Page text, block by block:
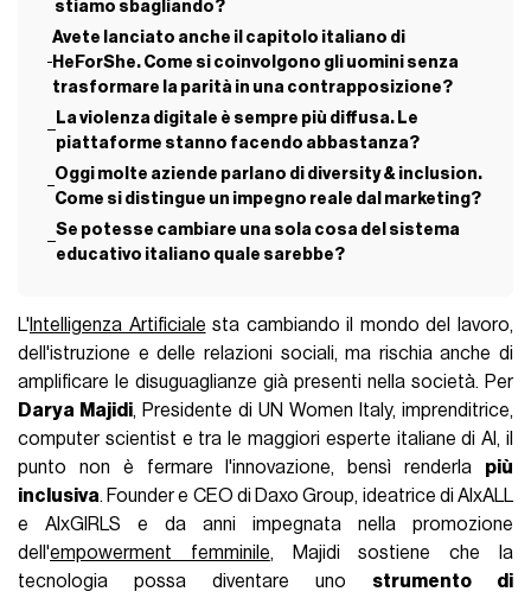
stiamo sbagliando?
Avete lanciato anche il capitolo italiano di
HeForShe. Come si coinvolgono gli uomini senza
trasformare la parità in una contrapposizione?
La violenza digitale è sempre più diffusa. Le
piattaforme stanno facendo abbastanza?
Oggi molte aziende parlano di diversity & inclusion.
Come si distingue un impegno reale dal marketing?
Se potesse cambiare una sola cosa del sistema
educativo italiano quale sarebbe?
L' Intelligenza Artificiale sta cambiando il mondo del lavoro,
dell'istruzione e delle relazioni sociali, ma rischia anche di
amplificare le disuguaglianze già presenti nella società. Per
Darya Majidi, Presidente di UN Women Italy, imprenditrice,
computer scientist e tra le maggiori esperte italiane di AI, il
punto non è fermare l'innovazione, bensì renderla più
inclusiva. Founder e CEO di Daxo Group, ideatrice di AIxALL
e AIxGIRLS e da anni impegnata nella promozione
dell'empowerment femminile, Majidi sostiene che la
tecnologia possa diventare uno strumento di